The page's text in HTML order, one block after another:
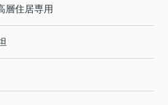
層住居専用